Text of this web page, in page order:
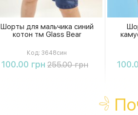
Шорты для мальчика синий
котон тм Glass Bear
Код: 3648син
100.00 грн 255.00 грн
Купить